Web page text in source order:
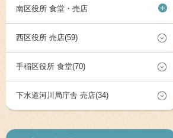
南区役所 食堂・売店 +
西区役所 売店(59)
手稲区役所 食堂(70)
下水道河川局庁舎 売店(34)